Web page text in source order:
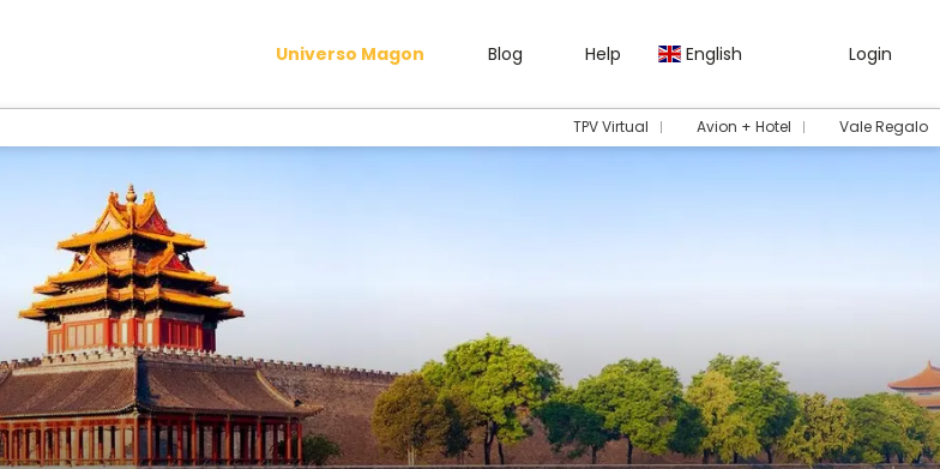
Universo Magon Blog Help English Login
TPV Virtual Avion + Hotel Vale Regalo